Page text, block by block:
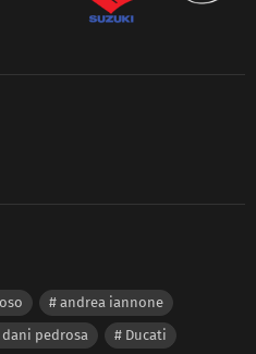
andrea iannone
dani pedrosa
Ducati